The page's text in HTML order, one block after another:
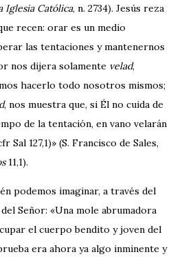
Iglesia Católica, n. 2734). Jesús reza
recen: orar es un medio
las tentaciones y mantenernos
nos dijera solamente velad,
hacerlo todo nosotros mismos;
, nos muestra que, si Él no cuida de
de la tentación, en vano velarán
Sal 127,1)» (S. Francisco de Sales,
11,1).
podemos imaginar, a través del
Señor: «Una mole abrumadora
el cuerpo bendito y joven del
era ahora ya algo inminente y